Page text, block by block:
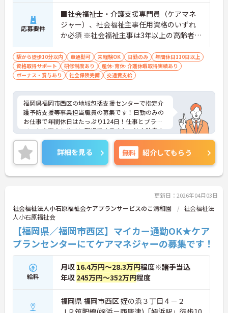
応募要件
■社会福祉士・介護支援専門員（ケアマネ
ジャー）、社会福祉主事任用資格のいずれ
か必須 ※社会福祉主事は3年以上の高齢者保
健福祉に関する相談経験が必要、社会福祉
士・介護支援専門員については経験不問 ■
普通自動車運転免許（AT限定可）あれば尚
可
駅から徒歩10分以内 車通勤可 未経験OK 日勤のみ
年間休日110日以上
資格取得サポート
研修制度あり
産休･育休･介護休暇取得実績あり
ボーナス・賞与あり
社会保険完備 交通費支給
福岡県福岡市西区の地域包括支援センターで指定介
護予防支援等事業担当職員の募集です！日勤のみの
お仕事で年間休日はたっぷり124日！仕事とプライ
ベートを両立しやすい職場です◎また、法人独自の
育児支援制度があるので、ご家族がいる方でも安心
して働くことができます♪ご興味のある方は面接ポ
イントをお伝えしますので、お気軽にご相談くださ
い！
詳細を見る 無料 紹介してもらう
更新日：2026年04月03日
社会福祉法人小石原福祉会ケアプランサービスのこ清和園
社会福祉法
人小石原福祉会
【福岡県／福岡市西区】マイカー通勤OK★ケア
プランセンターにてケアマネジャーの募集です！
給料
月収 16.4万円～28.3万円程度※諸手当込
年収 245万円～352万円程度
福岡県 福岡市西区 姪の浜３丁目４－２